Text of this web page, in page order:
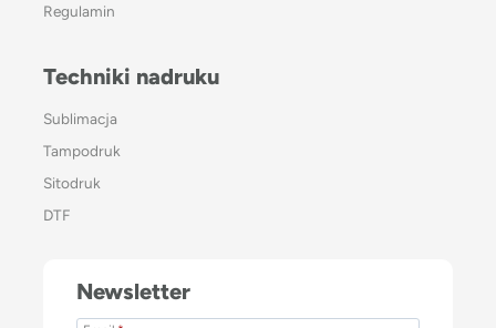
Regulamin
Techniki nadruku
Sublimacja
Tampodruk
Sitodruk
DTF
Newsletter